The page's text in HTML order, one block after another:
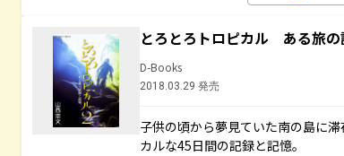
とろとろトロピカル ある旅
D-Books
2018.03.29 発売
子供の頃から夢見ていた南の島に
カルな45日間の記録と記憶。